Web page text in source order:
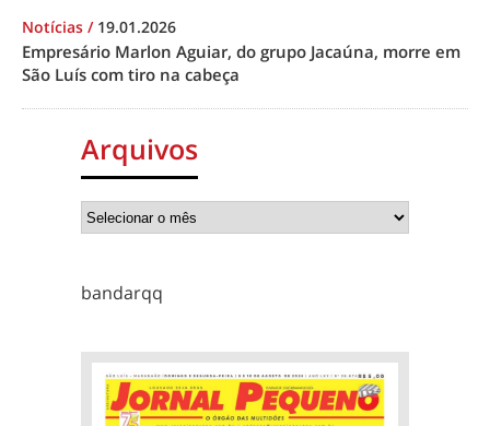
Notícias / 19.01.2026
Empresário Marlon Aguiar, do grupo Jacaúna, morre em
São Luís com tiro na cabeça
Arquivos
bandarqq